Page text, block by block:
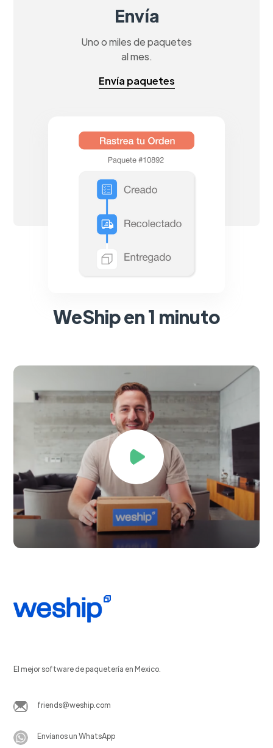
Envía
Uno o miles de paquetes
al mes.
Envía paquetes
WeShip en 1 minuto
El mejor software de paquetería en Mexico.
friends@weship.com
Envíanos un WhatsApp